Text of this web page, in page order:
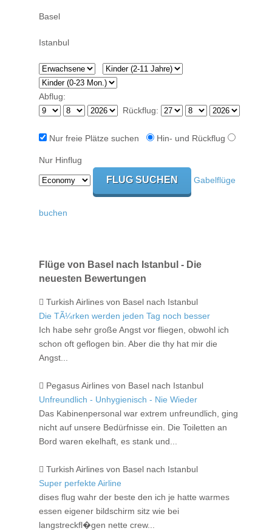
Abflug:
Rückflug:
Nur freie Plätze suchen Hin- und Rückflug
Nur Hinflug
Gabelflüge
buchen
Flüge von Basel nach Istanbul - Die
neuesten Bewertungen
Turkish Airlines von Basel nach Istanbul
Die TÃ¼rken werden jeden Tag noch besser
Ich habe sehr große Angst vor fliegen, obwohl ich
schon oft geflogen bin. Aber die thy hat mir die
Angst...
Pegasus Airlines von Basel nach Istanbul
Unfreundlich - Unhygienisch - Nie Wieder
Das Kabinenpersonal war extrem unfreundlich, ging
nicht auf unsere Bedürfnisse ein. Die Toiletten an
Bord waren ekelhaft, es stank und...
Turkish Airlines von Basel nach Istanbul
Super perfekte Airline
dises flug wahr der beste den ich je hatte warmes
essen eigener bildschirm sitz wie bei
langstreckfl�gen nette crew...